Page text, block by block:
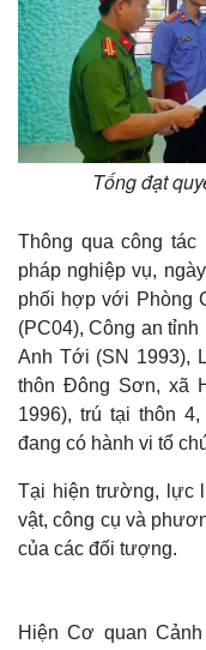
Tống đạt
Thông qua công
pháp nghiệp vụ,
phối hợp với Phòng
(PC04), Công an
Anh Tới (SN 1993),
thôn Đông Sơn, xã
1996), trú tại thôn
đang có hành vi tổ
Tại hiện trường, lực
vật, công cụ và
của các đối tượng.
Hiện Cơ quan